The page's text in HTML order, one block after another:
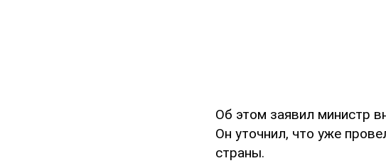
Об этом заявил министр
Он уточнил, что уже
страны.